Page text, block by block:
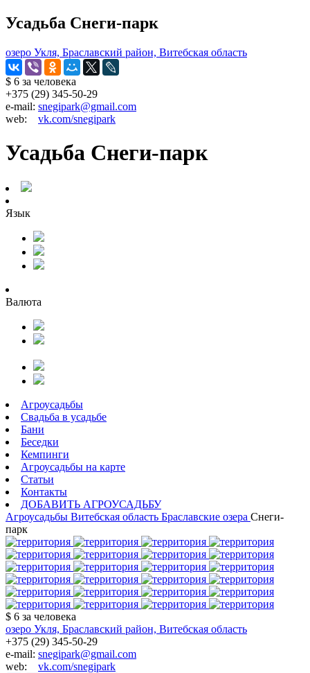
Усадьба Снеги-парк
озеро Укля, Браславский район, Витебская область
$ 6 за человека
+375 (29) 345-50-29
e-mail: snegipark@gmail.com
web: vk.com/snegipark
Усадьба Снеги-парк
Язык
Валюта
Агроусадьбы
Свадьба в усадьбе
Бани
Беседки
Кемпинги
Агроусадьбы на карте
Статьи
Контакты
ДОБАВИТЬ АГРОУСАДЬБУ
Агроусадьбы Витебская область Браславские озера Снеги-
парк
$ 6 за человека
озеро Укля, Браславский район, Витебская область
+375 (29) 345-50-29
e-mail: snegipark@gmail.com
web: vk.com/snegipark